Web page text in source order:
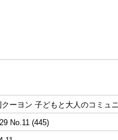
クーヨン 子どもと大人のコミュ
No.11 (445)